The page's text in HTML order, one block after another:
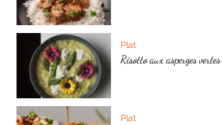
Plat
Risotto aux asperges vertes
Plat